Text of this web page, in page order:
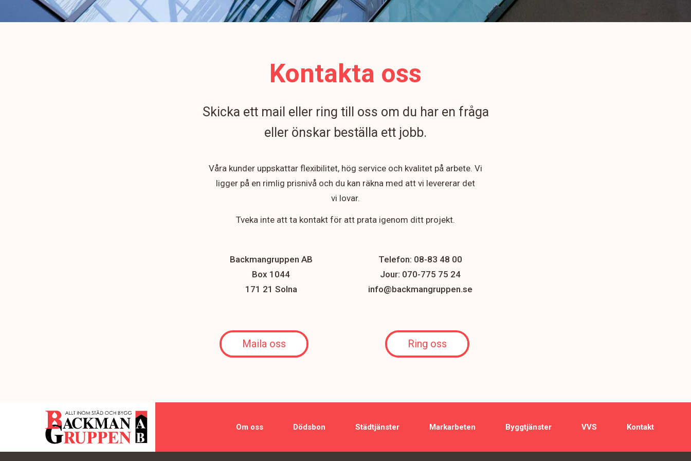
Kontakta oss
Skicka ett mail eller ring till oss om du har en fråga
eller önskar beställa ett jobb.
Våra kunder uppskattar flexibilitet, hög service och kvalitet på arbete. Vi
ligger på en rimlig prisnivå och du kan räkna med att vi levererar det
vi lovar.
Tveka inte att ta kontakt för att prata igenom ditt projekt.
Backmangruppen AB
Box 1044
171 21 Solna
Telefon: 08-83 48 00
Jour: 070-775 75 24
info@backmangruppen.se
Ring oss
Maila oss
Om oss Dödsbon Städtjänster Markarbeten Byggtjänster VVS Kontakt